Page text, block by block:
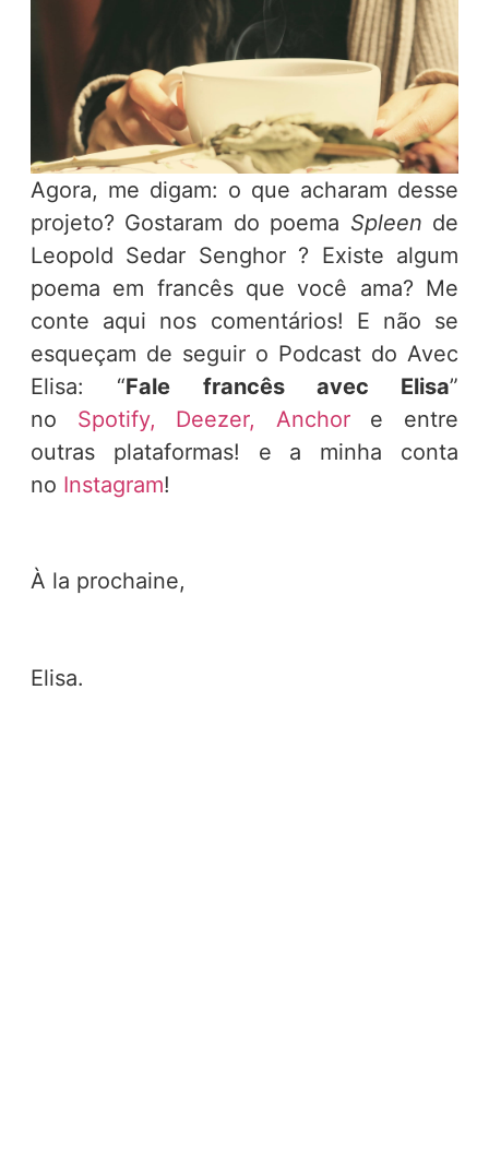
Agora, me digam: o que acharam desse
projeto? Gostaram do poema Spleen de
Leopold Sedar Senghor ? Existe algum
poema em francês que você ama? Me
conte aqui nos comentários! E não se
esqueçam de seguir o Podcast do Avec
Elisa: “Fale francês avec Elisa”
no Spotify, Deezer, Anchore entre
outras plataformas! e a minha conta
no Instagram!
À la prochaine,
Elisa.